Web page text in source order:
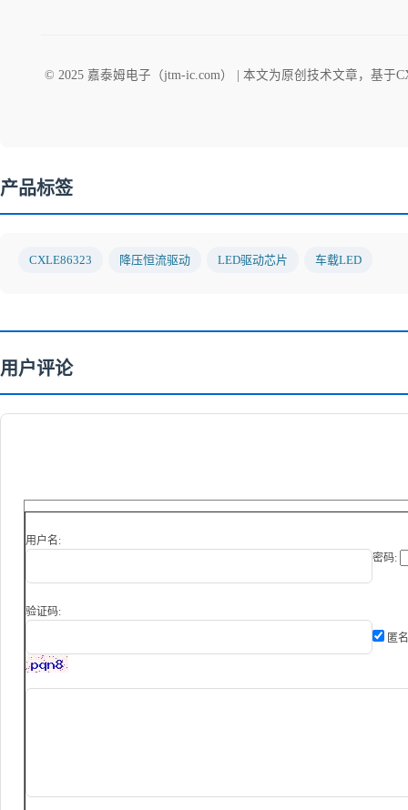
© 2025 嘉泰姆电子（jtm-ic.com） | 本文为原创技术文章，基于
产品标签
CXLE86323 降压恒流驱动 LED驱动芯片 车载LED
用户评论
用户名:
密码:
验证码:
匿